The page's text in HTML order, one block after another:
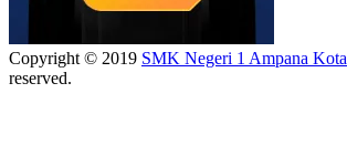
Copyright © 2019 SMK Negeri 1 Ampana Kota
reserved.